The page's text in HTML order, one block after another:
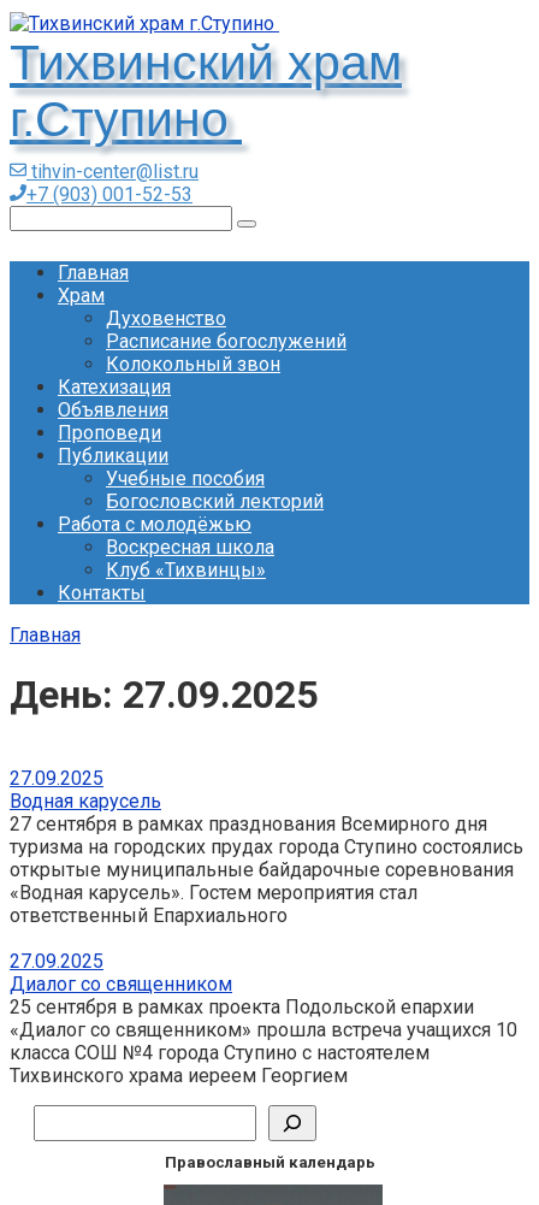
Перейти
к
контенту
Тихвинский храм
г.Ступино
tihvin-center@list.ru
+7 (903) 001-52-53
Главная
Храм
Духовенство
Расписание богослужений
Колокольный звон
Катехизация
Объявления
Проповеди
Публикации
Учебные пособия
Богословский лекторий
Работа с молодёжью
Воскресная школа
Клуб «Тихвинцы»
Контакты
Главная
День: 27.09.2025
27.09.2025
Водная карусель
27 сентября в рамках празднования Всемирного дня
туризма на городских прудах города Ступино состоялись
открытые муниципальные байдарочные соревнования
«Водная карусель». Гостем мероприятия стал
ответственный Епархиального
27.09.2025
Диалог со священником
25 сентября в рамках проекта Подольской епархии
«Диалог со священником» прошла встреча учащихся 10
класса СОШ №4 города Ступино с настоятелем
Тихвинского храма иереем Георгием
Православный календарь